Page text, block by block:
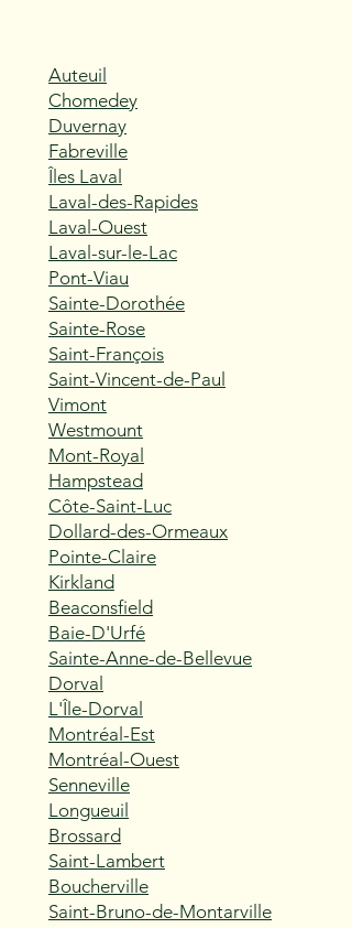
Auteuil
Chomedey
Duvernay
Fabreville
Îles Laval
Laval-des-Rapides
Laval-Ouest
Laval-sur-le-Lac
Pont-Viau
Sainte-Dorothée
Sainte-Rose
Saint-François
Saint-Vincent-de-Paul
Vimont
Westmount
Mont-Royal
Hampstead
Côte-Saint-Luc
Dollard-des-Ormeaux
Pointe-Claire
Kirkland
Beaconsfield
Baie-D'Urfé
Sainte-Anne-de-Bellevue
Dorval
L'Île-Dorval
Montréal-Est
Montréal-Ouest
Senneville
Longueuil
Brossard
Saint-Lambert
Boucherville
Saint-Bruno-de-Montarville